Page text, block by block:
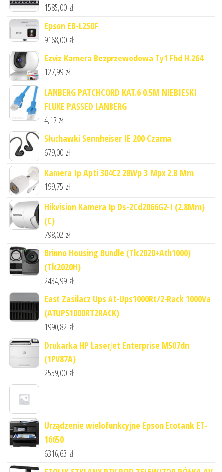
1585,00 zł
Epson EB-L250F
9168,00 zł
Ezviz Kamera Bezprzewodowa Ty1 Fhd H.264
127,99 zł
LANBERG PATCHCORD KAT.6 0.5M NIEBIESKI
FLUKE PASSED LANBERG
4,17 zł
Słuchawki Sennheiser IE 200 Czarna
679,00 zł
Kamera Ip Apti 304C2 28Wp 3 Mpx 2.8 Mm
199,75 zł
Hikvision Kamera Ip Ds-2Cd2066G2-I (2.8Mm)
(C)
798,02 zł
Brinno Housing Bundle (Tlc2020+Ath1000)
(Tlc2020H)
2434,99 zł
East Zasilacz Ups At-Ups1000Rt/2-Rack 1000Va
(ATUPS1000RT2RACK)
1990,82 zł
Drukarka HP LaserJet Enterprise M507dn
(1PV87A)
2559,00 zł
Urządzenie wielofunkcyjne Epson Ecotank ET-
16650
6316,63 zł